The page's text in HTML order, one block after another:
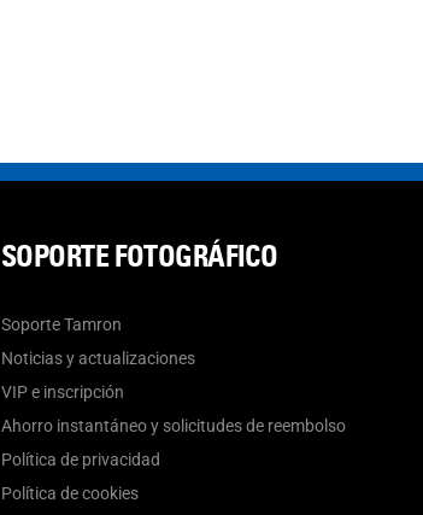
SOPORTE FOTOGRÁFICO
Soporte Tamron
Noticias y actualizaciones
VIP e inscripción
Ahorro instantáneo y solicitudes de reembolso
Política de privacidad
Política de cookies